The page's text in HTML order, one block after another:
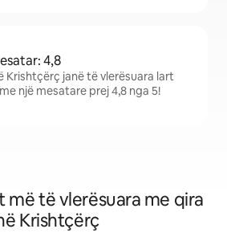
4,8
Krishtçërç janë të vlerësuara lart
një mesatare prej 4,8 nga 5!
të vlerësuara me qira
Krishtçërç